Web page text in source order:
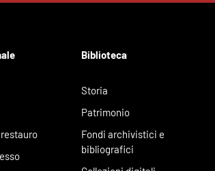
Biblioteca
Storia
Patrimonio
Fondi archivistici e
bibliografici